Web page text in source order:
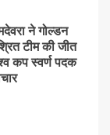
ने गोल्डन
टीम की जीत
कप स्वर्ण पदक